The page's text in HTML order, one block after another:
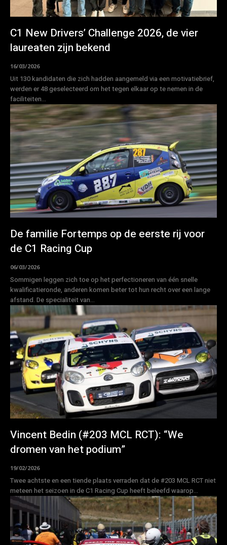
C1 New Drivers’ Challenge 2026, de vier
laureaten zijn bekend
16/03/2026
Uit 130 kandidaten die zich hadden aangemeld via een motivatiebrief,
werden er 48 geselecteerd om het tegen elkaar op te nemen in de
faciliteiten...
De familie Fortemps op de eerste rij voor
de C1 Racing Cup
06/03/2026
Sommigen leggen zich toe op het perfectioneren van één snelle
kwalificatieronde, anderen komen beter tot hun recht over een lange
afstand. De specialiteit van...
Vincent Bedin (#203 MCL RCT): “We
dromen van het podium”
19/02/2026
Twee achtste en een tiende plaats verraden dat de #203 MCL RCT niet
meteen het seizoen in de C1 Racing Cup heeft beleefd waarop...